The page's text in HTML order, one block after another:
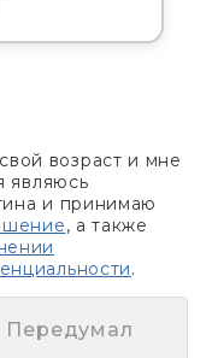
возраст и мне
являюсь
и принимаю
, а также
.
Передумал